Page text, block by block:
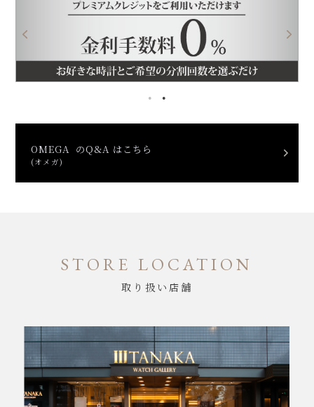
OMEGA のQ&A はこちら
(オメガ)
STORE LOCATION
取り扱い店舗